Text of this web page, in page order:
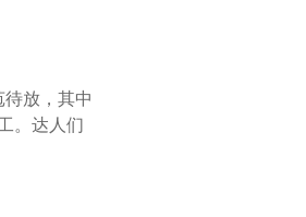
待放，其中
。达人们